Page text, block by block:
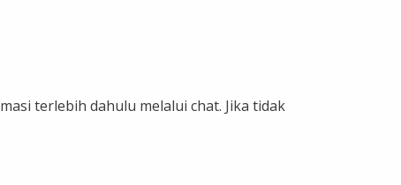
terlebih dahulu melalui chat. Jika tidak